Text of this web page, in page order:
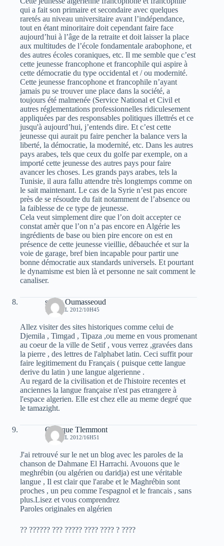
qui a fait son primaire et secondaire avec quelques
raretés au niveau universitaire avant l’indépendance,
tout en étant minoritaire doit cependant faire face
aujourd’hui à l’âge de la retraite et doit laisser la place
aux multitudes de l’école fondamentale arabophone, et
des autres écoles coraniques, etc. Il me semble que c’est
cette jeunesse francophone et francophile qui aspire à
cette démocratie du type occidental et / ou modernité.
Cette jeunesse francophone et francophile n’ayant
jamais pu se trouver une place dans la société, a
toujours été malmenée (Service National et Civil et
autres réglementations professionnelles ridiculesement
appliquées par des responsables politiques illettrés et ce
jusqu'à aujourd’hui, j’entends dire. Et c’est cette
jeunesse qui aurait pu faire pencher la balance vers la
liberté, la démocratie, la modernité, etc. Dans les autres
pays arabes, tels que ceux du golfe par exemple, on a
importé cette jeunesse des autres pays pour faire
avancer les choses. Les grands pays arabes, tels la
Tunisie, il aura fallu attendre très longtemps comme on
le sait maintenant. Le cas de la Syrie n’est pas encore
près de se résoudre du fait notamment de l’absence ou
la faiblesse de ce type de jeunesse.
Cela veut simplement dire que l’on doit accepter ce
constat amèr que l’on n’a pas encore en Algérie les
ingrédients de base ou bien pire encore on est en
présence de cette jeunesse vieillie, débauchée et sur la
voie de garage, bref bien incapable pour partir une
bonne démocratie aux standards universels. Et pourtant
le dynamisme est bien là et personne ne sait comment le
canaliser.
sadek Oumasseoud
13 AVRIL 2012/10H45
Allez visiter des sites historiques comme celui de
Djemila , Timgad , Tipaza ,ou meme en vous promenant
au coeur de la ville de Setif , vous verrez ,gravées dans
la pierre , des lettres de l'alphabet latin. Ceci suffit pour
faire legitimement du Français ( puisque cette langue
derive du latin ) une langue algerienne .
Au regard de la civilisation et de l'histoire recentes et
anciennes la langue française n'est pas etrangere à
l'espace algerien. Elle est chez elle au meme degré que
le tamazight.
Canaque Tlemmont
13 AVRIL 2012/16H51
J'ai retrouvé sur le net un blog avec les paroles de la
chanson de Dahmane El Harrachi. Avouons que le
meghrébin (ou algérien ou daridja) est une véritable
langue , Il est clair que l'arabe et le Maghrébin sont
proches , un peu comme l'espagnol et le francais , sans
plus.Lisez et vous comprendrez
Paroles originales en algérien
?? ?????? ??? ????? ???? ???? ? ????